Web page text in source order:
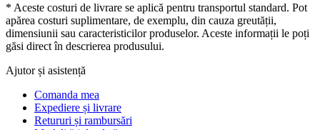
* Aceste costuri de livrare se aplică pentru transportul standard. Pot
apărea costuri suplimentare, de exemplu, din cauza greutății,
dimensiunii sau caracteristicilor produselor. Aceste informații le poți
găsi direct în descrierea produsului.
Ajutor și asistență
Comanda mea
Expediere și livrare
Retururi și rambursări